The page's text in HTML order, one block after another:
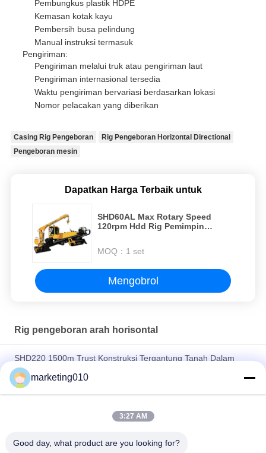
Pembungkus plastik HDPE
Kemasan kotak kayu
Pembersih busa pelindung
Manual instruksi termasuk
Pengiriman:
Pengiriman melalui truk atau pengiriman laut
Pengiriman internasional tersedia
Waktu pengiriman bervariasi berdasarkan lokasi
Nomor pelacakan yang diberikan
Casing Rig Pengeboran
Rig Pengeboran Horizontal Directional
Pengeboran mesin
Dapatkan Harga Terbaik untuk
SHD60AL Max Rotary Speed
120rpm Hdd Rig Pemimpin
MOQ： 1 set
Mengobrol
Rig pengeboran arah horisontal
SHD220 1500m Trust Konstruksi Tergantung Tanah Dalam
Produsen Mesin Pengeboran Arah Horizontal
SHD35 Fleksibel Ringan Horisontal Pengeboran Berarah Untuk
Torque 2000N.M
marketing010
3:27 AM
Good day, what product are you looking for?